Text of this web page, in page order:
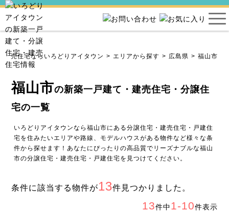
建売住宅ならいろどりアイタウン エリアから探す 広島県 福山市
福山市の新築一戸建て・建売住宅・分譲住
宅の一覧
いろどりアイタウンなら福山市にある分譲住宅・建売住宅・戸建住
宅を住みたいエリアや路線、モデルハウスがある物件など様々な条
件から探せます！あなたにぴったりの高品質でリーズナブルな福山
市の分譲住宅・建売住宅・戸建住宅を見つけてください。
条件に該当する物件が13件見つかりました。
13件中1-10件表示